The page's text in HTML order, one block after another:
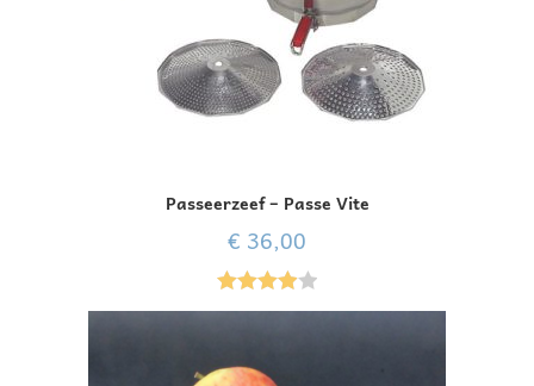
Passeerzeef – Passe Vite
€ 36,00
Gewaarde
uit 5